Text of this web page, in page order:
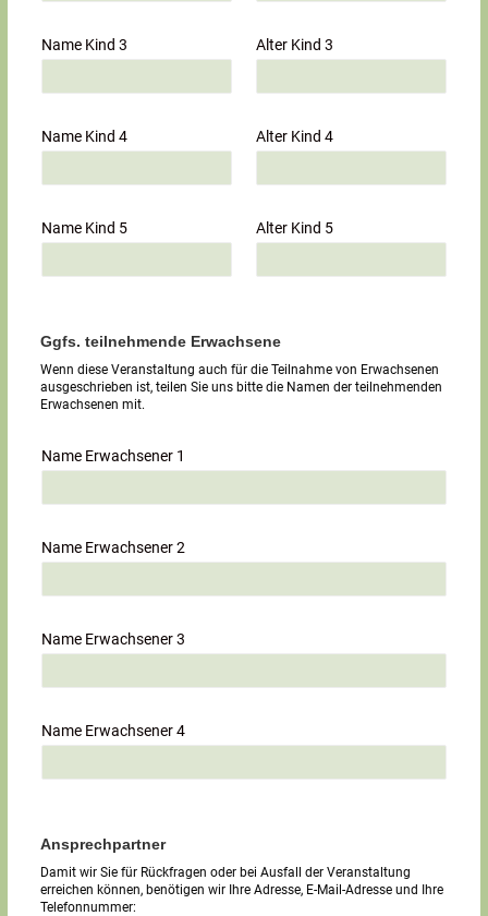
Name Kind 3 Alter Kind 3
Name Kind 4 Alter Kind 4
Name Kind 5 Alter Kind 5
Ggfs. teilnehmende Erwachsene
Wenn diese Veranstaltung auch für die Teilnahme von Erwachsenen
ausgeschrieben ist, teilen Sie uns bitte die Namen der teilnehmenden
Erwachsenen mit.
Name Erwachsener 1
Name Erwachsener 2
Name Erwachsener 3
Name Erwachsener 4
Ansprechpartner
Damit wir Sie für Rückfragen oder bei Ausfall der Veranstaltung
erreichen können, benötigen wir Ihre Adresse, E-Mail-Adresse und Ihre
Telefonnummer: